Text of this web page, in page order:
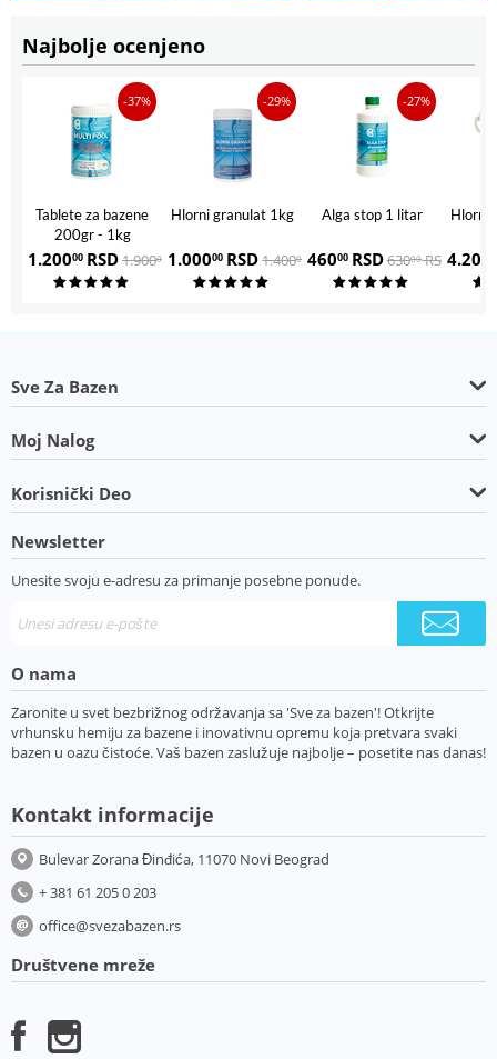
Najbolje ocenjeno
-37%
Tablete za bazene
200gr - 1kg
1.20000 RSD1.90000 RSD
-29%
Hlorni granulat 1kg
1.00000 RSD1.40000 RSD
-27%
Alga stop 1 litar
46000 RSD63000 RSD
Hlorni
4.200
Sve Za Bazen
Moj Nalog
Korisnički Deo
Newsletter
Unesite svoju e-adresu za primanje posebne ponude.
O nama
Zaronite u svet bezbrižnog održavanja sa 'Sve za bazen'! Otkrijte
vrhunsku hemiju za bazene i inovativnu opremu koja pretvara svaki
bazen u oazu čistoće. Vaš bazen zaslužuje najbolje – posetite nas danas!
Kontakt informacije
Bulevar Zorana Đinđića, 11070 Novi Beograd
+ 381 61 205 0 203
office@svezabazen.rs
Društvene mreže